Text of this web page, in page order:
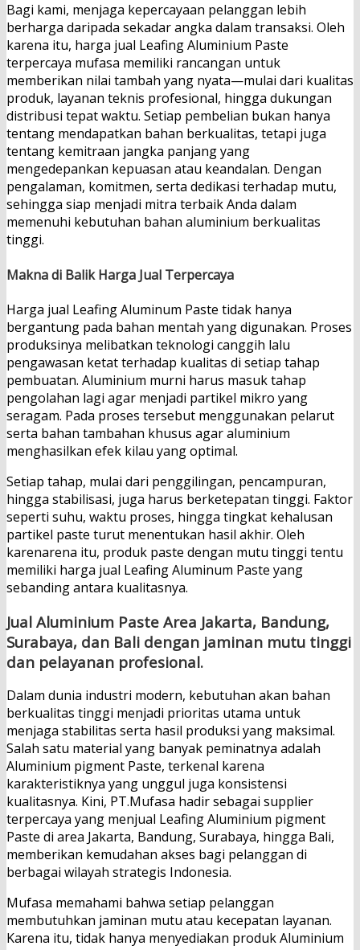
Bagi kami, menjaga kepercayaan pelanggan lebih
berharga daripada sekadar angka dalam transaksi. Oleh
karena itu, harga jual Leafing Aluminium Paste
terpercaya mufasa memiliki rancangan untuk
memberikan nilai tambah yang nyata—mulai dari kualitas
produk, layanan teknis profesional, hingga dukungan
distribusi tepat waktu. Setiap pembelian bukan hanya
tentang mendapatkan bahan berkualitas, tetapi juga
tentang kemitraan jangka panjang yang
mengedepankan kepuasan atau keandalan. Dengan
pengalaman, komitmen, serta dedikasi terhadap mutu,
sehingga siap menjadi mitra terbaik Anda dalam
memenuhi kebutuhan bahan aluminium berkualitas
tinggi.
Makna di Balik Harga Jual Terpercaya
Harga jual Leafing Aluminum Paste tidak hanya
bergantung pada bahan mentah yang digunakan. Proses
produksinya melibatkan teknologi canggih lalu
pengawasan ketat terhadap kualitas di setiap tahap
pembuatan. Aluminium murni harus masuk tahap
pengolahan lagi agar menjadi partikel mikro yang
seragam. Pada proses tersebut menggunakan pelarut
serta bahan tambahan khusus agar aluminium
menghasilkan efek kilau yang optimal.
Setiap tahap, mulai dari penggilingan, pencampuran,
hingga stabilisasi, juga harus berketepatan tinggi. Faktor
seperti suhu, waktu proses, hingga tingkat kehalusan
partikel paste turut menentukan hasil akhir. Oleh
karenarena itu, produk paste dengan mutu tinggi tentu
memiliki harga jual Leafing Aluminum Paste yang
sebanding antara kualitasnya.
Jual Aluminium Paste Area Jakarta, Bandung,
Surabaya, dan Bali dengan jaminan mutu tinggi
dan pelayanan profesional.
Dalam dunia industri modern, kebutuhan akan bahan
berkualitas tinggi menjadi prioritas utama untuk
menjaga stabilitas serta hasil produksi yang maksimal.
Salah satu material yang banyak peminatnya adalah
Aluminium pigment Paste, terkenal karena
karakteristiknya yang unggul juga konsistensi
kualitasnya. Kini, PT.Mufasa hadir sebagai supplier
terpercaya yang menjual Leafing Aluminium pigment
Paste di area Jakarta, Bandung, Surabaya, hingga Bali,
memberikan kemudahan akses bagi pelanggan di
berbagai wilayah strategis Indonesia.
Mufasa memahami bahwa setiap pelanggan
membutuhkan jaminan mutu atau kecepatan layanan.
Karena itu, tidak hanya menyediakan produk Aluminium